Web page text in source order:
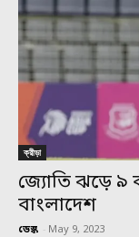
ক্রীড়া
জ্যোতি ঝড়ে ৯
বাংলাদেশ
ডেস্ক - May 9, 2023